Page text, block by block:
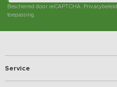
Beschermd door reCAPTCHA. Privacybeleid
toepassing.
Service